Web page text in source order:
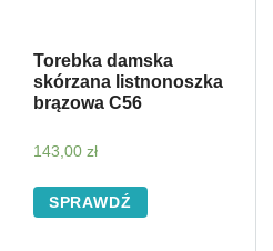
Torebka damska
skórzana listnonoszka
brązowa C56
143,00 zł
SPRAWDŹ